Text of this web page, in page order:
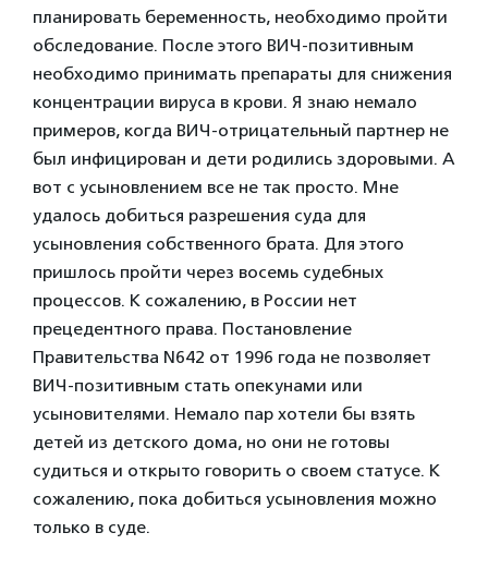
планировать беременность, необходимо пройти
обследование. После этого ВИЧ-позитивным
необходимо принимать препараты для снижения
концентрации вируса в крови. Я знаю немало
примеров, когда ВИЧ-отрицательный партнер не
был инфицирован и дети родились здоровыми. А
вот с усыновлением все не так просто. Мне
удалось добиться разрешения суда для
усыновления собственного брата. Для этого
пришлось пройти через восемь судебных
процессов. К сожалению, в России нет
прецедентного права. Постановление
Правительства N642 от 1996 года не позволяет
ВИЧ-позитивным стать опекунами или
усыновителями. Немало пар хотели бы взять
детей из детского дома, но они не готовы
судиться и открыто говорить о своем статусе. К
сожалению, пока добиться усыновления можно
только в суде.